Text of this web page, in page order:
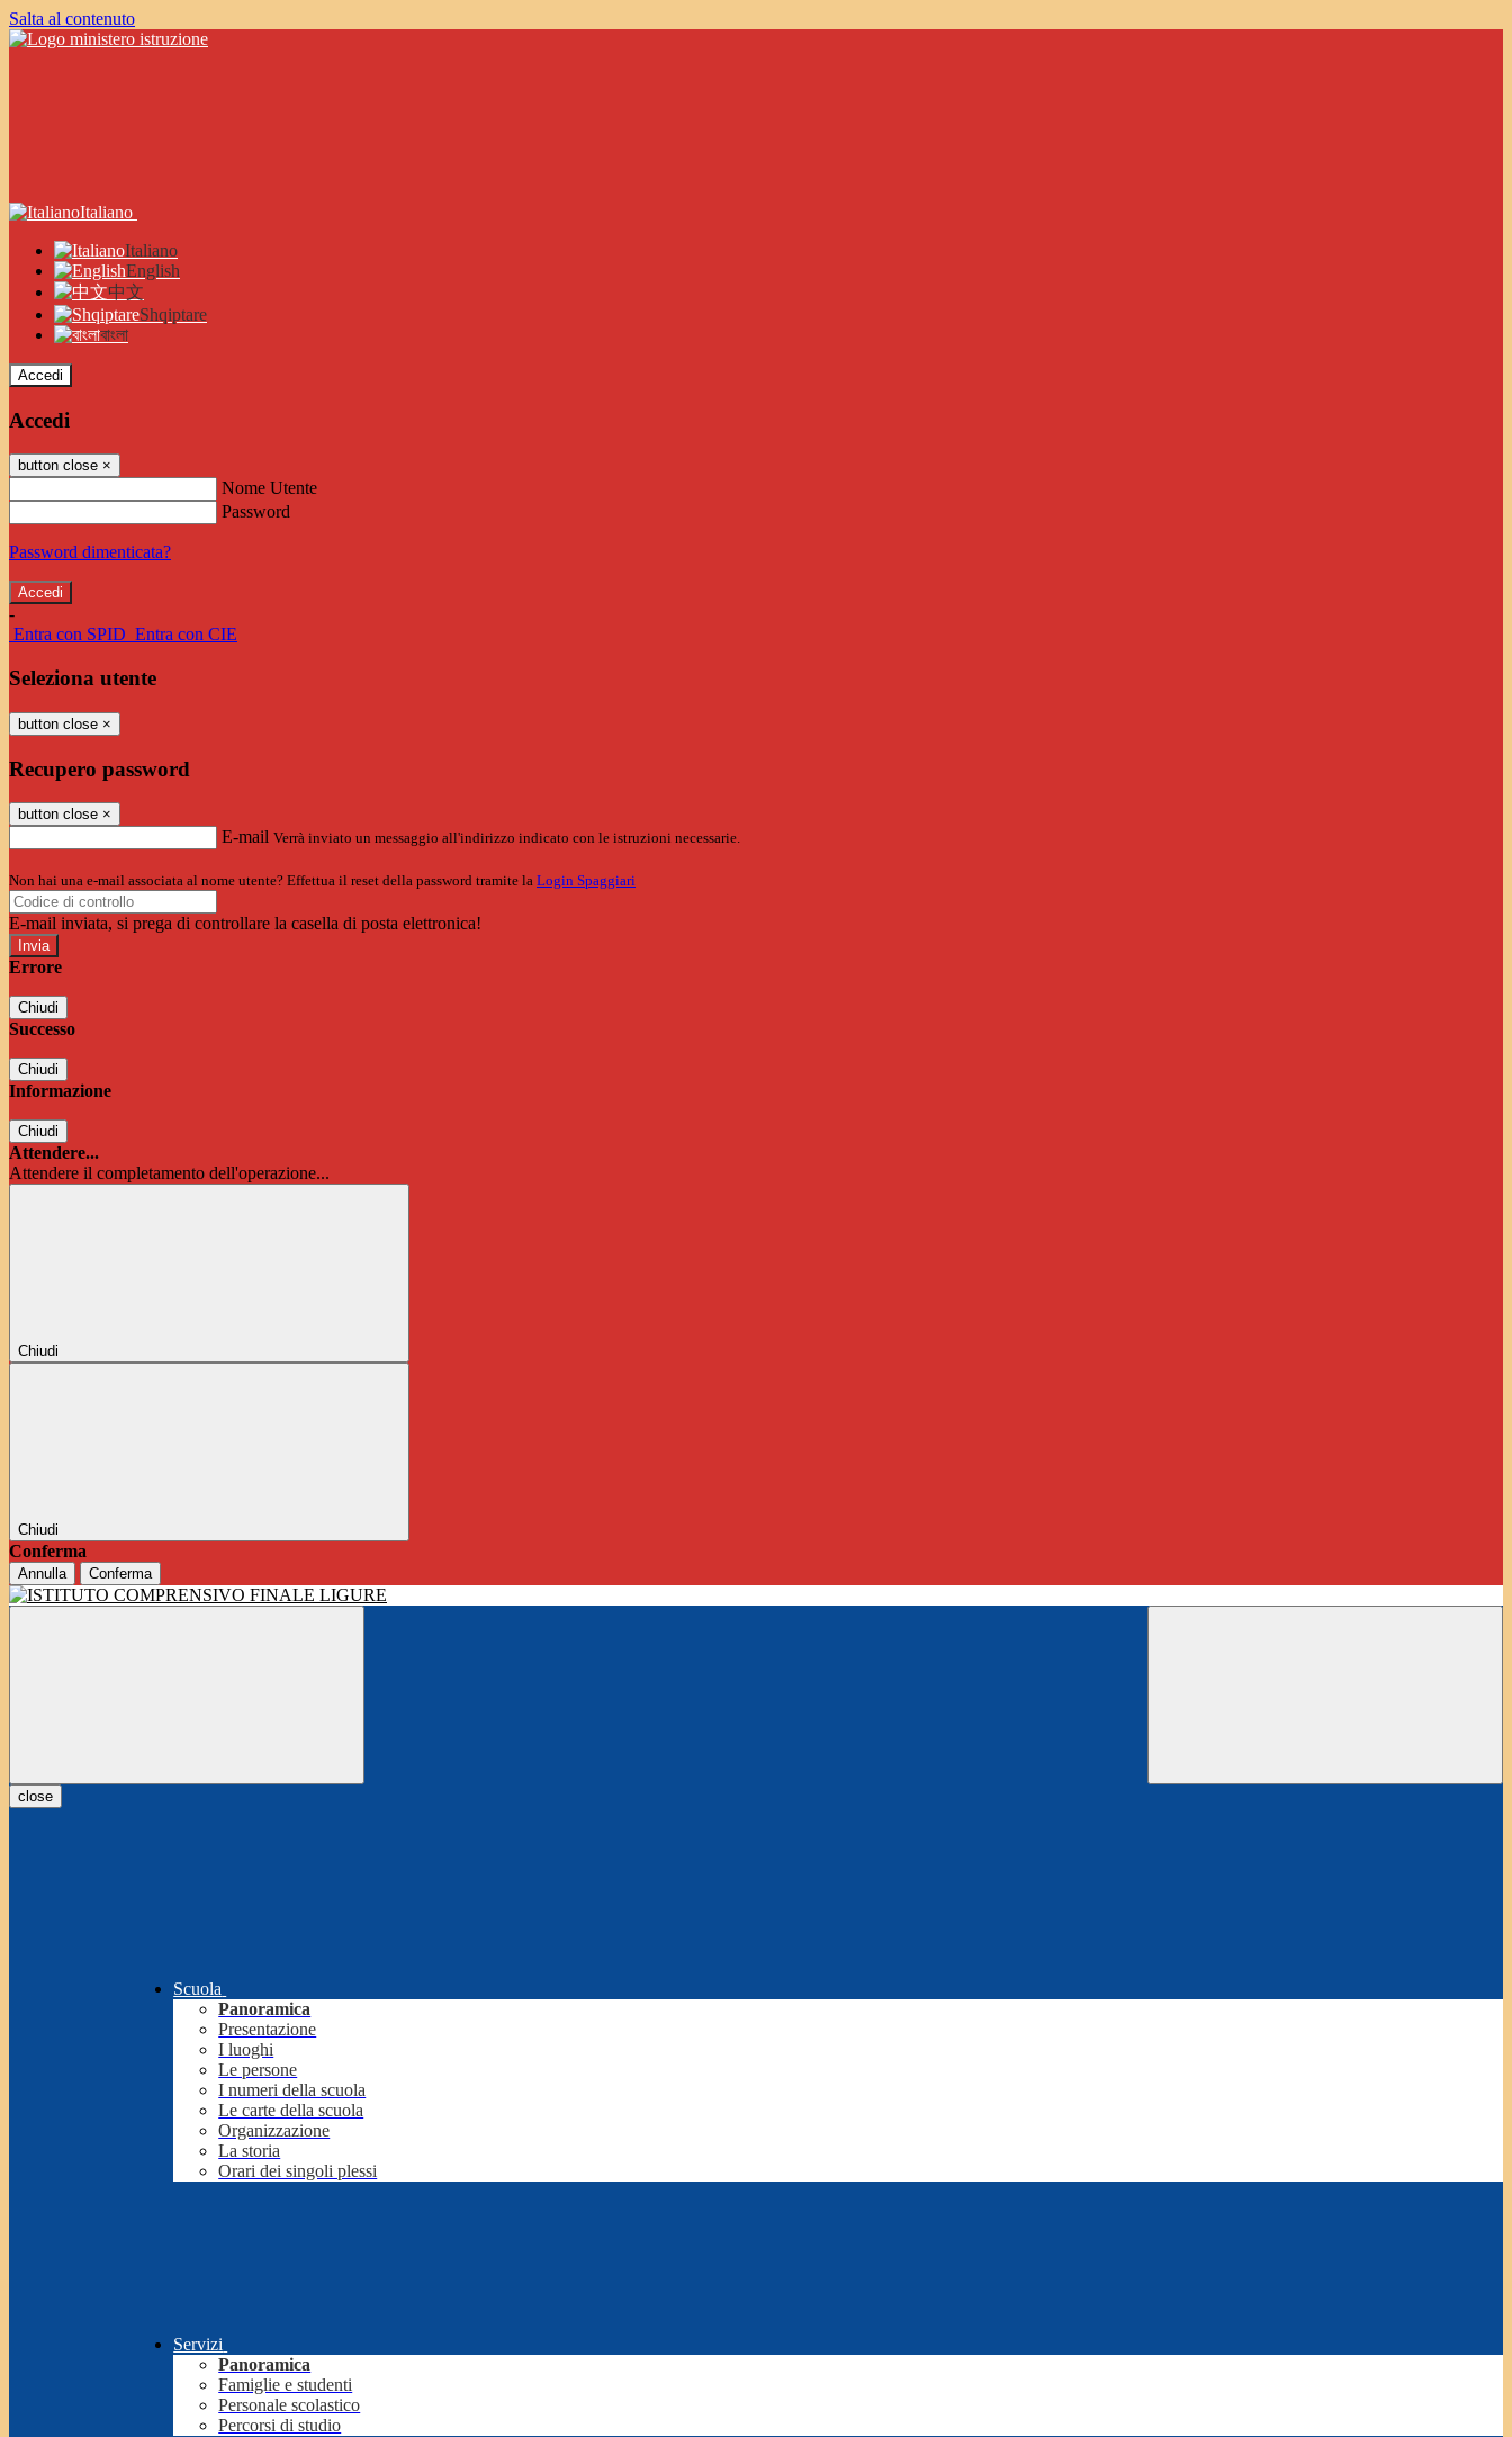
Salta al contenuto
Italiano
Italiano
English
中文
Shqiptare
বাংলা
Accedi
Accedi
button close ×
Nome Utente
Password
Password dimenticata?
-
Entra con SPID Entra con CIE
Seleziona utente
button close ×
Recupero password
button close ×
E-mail Verrà inviato un messaggio all'indirizzo indicato con le istruzioni necessarie.
Non hai una e-mail associata al nome utente? Effettua il reset della password tramite la Login Spaggiari
E-mail inviata, si prega di controllare la casella di posta elettronica!
Errore
Chiudi
Successo
Chiudi
Informazione
Chiudi
Attendere...
Attendere il completamento dell'operazione...
Chiudi
Chiudi
Conferma
Annulla Conferma
close
Scuola
Panoramica
Presentazione
I luoghi
Le persone
I numeri della scuola
Le carte della scuola
Organizzazione
La storia
Orari dei singoli plessi
Servizi
Panoramica
Famiglie e studenti
Personale scolastico
Percorsi di studio